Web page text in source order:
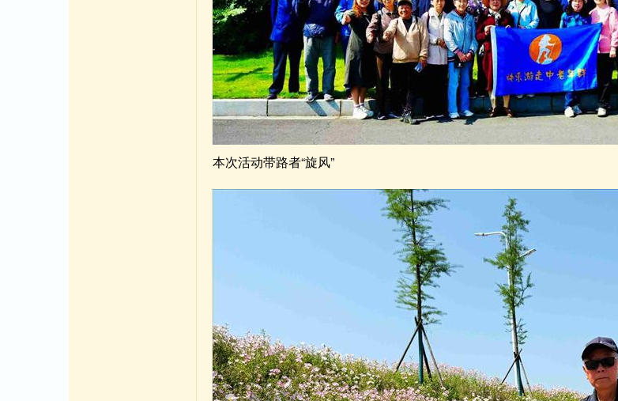
本次活动带路者“旋风”